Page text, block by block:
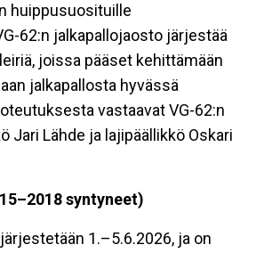
huippusuosituille
62:n jalkapallojaosto järjestää
joissa pääset kehittämään
jalkapallosta hyvässä
vastaavat VG-62:n
Jari Lähde ja lajipäällikkö Oskari
syntyneet)
1.–5.6.2026, ja on